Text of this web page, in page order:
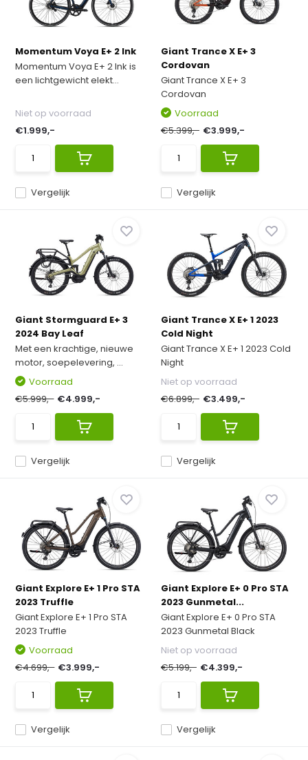
Momentum Voya E+ 2 Ink
Momentum Voya E+ 2 Ink is
een lichtgewicht elekt...
Vergelijk
Niet op voorraad
€1.999,-
Giant Trance X E+ 3
Cordovan
Giant Trance X E+ 3
Cordovan
Vergelijk
Voorraad
€5.399,- €3.999,-
Giant Stormguard E+ 3
2024 Bay Leaf
Met een krachtige, nieuwe
motor, soepelevering, ...
Vergelijk
Voorraad
€5.999,- €4.999,-
Giant Trance X E+ 1 2023
Cold Night
Giant Trance X E+ 1 2023 Cold
Night
Vergelijk
Niet op voorraad
€6.899,- €3.499,-
Giant Explore E+ 1 Pro STA
2023 Truffle
Giant Explore E+ 1 Pro STA
2023 Truffle
Vergelijk
Voorraad
€4.699,- €3.999,-
Giant Explore E+ 0 Pro STA
2023 Gunmetal...
Giant Explore E+ 0 Pro STA
2023 Gunmetal Black
Vergelijk
Niet op voorraad
€5.199,- €4.399,-